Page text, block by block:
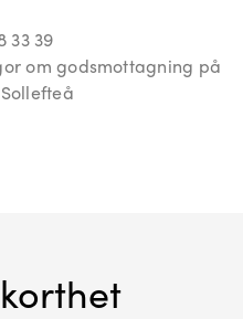
33 39
om godsmottagning på